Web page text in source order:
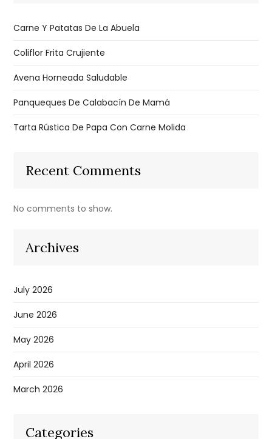
Carne Y Patatas De La Abuela
Coliflor Frita Crujiente
Avena Horneada Saludable
Panqueques De Calabacín De Mamá
Tarta Rústica De Papa Con Carne Molida
Recent Comments
No comments to show.
Archives
July 2026
June 2026
May 2026
April 2026
March 2026
Categories